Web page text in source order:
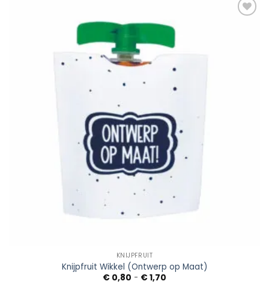
KNIJPFRUIT
Knijpfruit Wikkel (Ontwerp op Maat)
€ 0,80 - €1,70